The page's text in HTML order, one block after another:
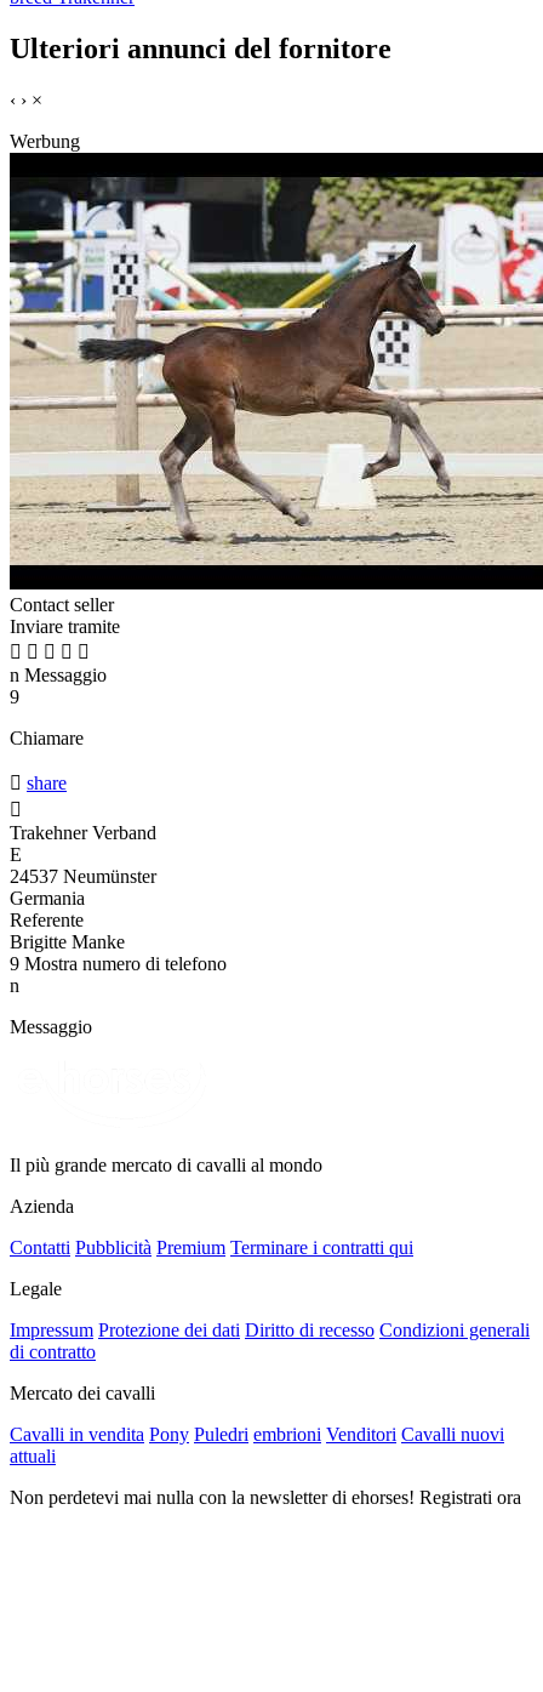
Ulteriori annunci del fornitore
‹ › ×
Werbung
Contact seller
Inviare tramite
    
n Messaggio
9
Chiamare
 share

Trakehner Verband
E
24537 Neumünster
Germania
Referente
Brigitte Manke
9 Mostra numero di telefono
n
Messaggio
Il più grande mercato di cavalli al mondo
Azienda
Contatti Pubblicità Premium Terminare i contratti qui
Legale
Impressum Protezione dei dati Diritto di recesso Condizioni generali
di contratto
Mercato dei cavalli
Cavalli in vendita Pony Puledri embrioni Venditori Cavalli nuovi
attuali
Non perdetevi mai nulla con la newsletter di ehorses! Registrati ora